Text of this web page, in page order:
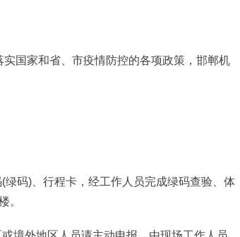
家和省、市疫情防控的各项政策，邯郸机
)、行程卡，经工作人员完成绿码查验、体
。